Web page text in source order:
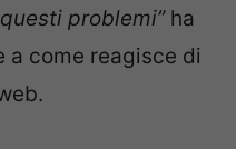
problemi” ha
a come reagisce di